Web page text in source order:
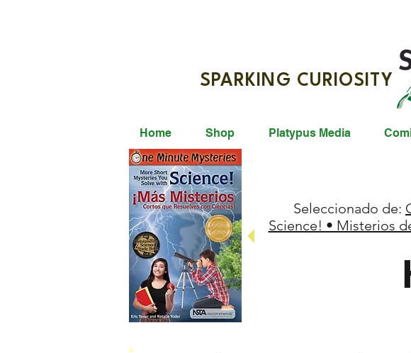
SPARKING
Home Shop Platypus Media
Seleccionado de:
Science! • Misterios